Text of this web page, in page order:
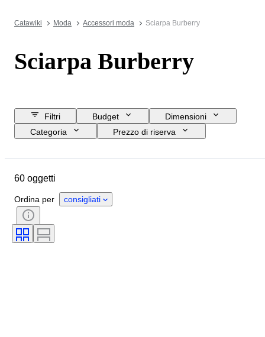
Catawiki Moda Accessori moda Sciarpa Burberry
Sciarpa Burberry
Filtri Budget
Dimensioni
Categoria
Prezzo di riserva
Paese d’origine
Condizioni
60 oggetti
Ordina per consigliati